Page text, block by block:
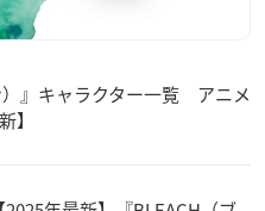
）』キャラクター一覧 アニメ
】